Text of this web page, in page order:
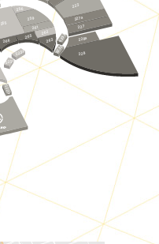
223
256
259
261
255
227a
227
228a
262
263
S232
S233
228
265
266
S231
S230
S229